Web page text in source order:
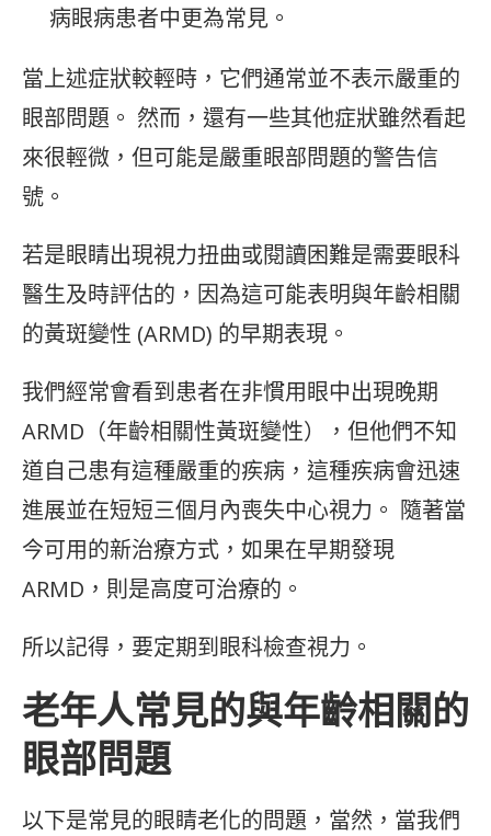
病眼病患者中更為常見。
當上述症狀較輕時，它們通常並不表示嚴重的
眼部問題。 然而，還有一些其他症狀雖然看起
來很輕微，但可能是嚴重眼部問題的警告信
號。
若是眼睛出現視力扭曲或閱讀困難是需要眼科
醫生及時評估的，因為這可能表明與年齡相關
的黃斑變性 (ARMD) 的早期表現。
我們經常會看到患者在非慣用眼中出現晚期
ARMD（年齡相關性黃斑變性），但他們不知
道自己患有這種嚴重的疾病，這種疾病會迅速
進展並在短短三個月內喪失中心視力。 隨著當
今可用的新治療方式，如果在早期發現
ARMD，則是高度可治療的。
所以記得，要定期到眼科檢查視力。
老年人常見的與年齡相關的
眼部問題
以下是常見的眼睛老化的問題，當然，當我們